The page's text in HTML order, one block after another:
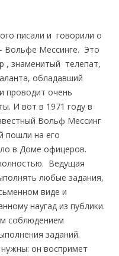
писали и говорили о
Вольфе Мессинге. Это
, знаменитый телепат,
обладавший
проводит очень
И вот в 1971 году в
Вольф Мессинг
на его
в Доме офицеров.
Ведущая
любые задания,
виде и
наугад из публики.
соблюдением
заданий.
он воспримет